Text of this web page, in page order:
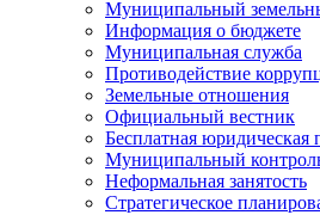
Муниципальный
Информация о бюджете
Муниципальная служба
Противодействие
Земельные отношения
Официальный вестник
Бесплатная юридическая
Муниципальный
Неформальная занятость
Стратегическое